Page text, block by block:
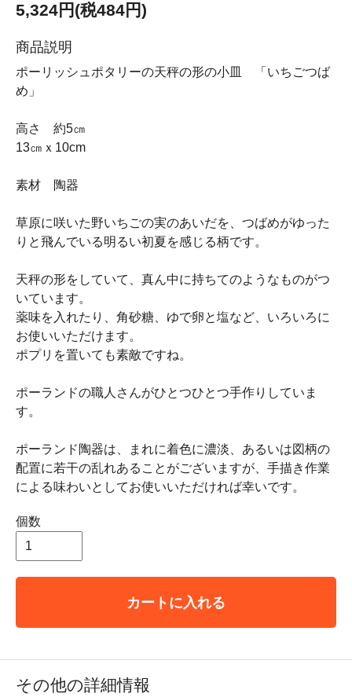
5,324円(税484円)
商品説明
ポーリッシュポタリーの天秤の形の小皿 「いちごつば
め」
高さ 約5㎝
13㎝ｘ10cm
素材 陶器
草原に咲いた野いちごの実のあいだを、つばめがゆった
りと飛んでいる明るい初夏を感じる柄です。
天秤の形をしていて、真ん中に持ちてのようなものがつ
いています。
薬味を入れたり、角砂糖、ゆで卵と塩など、いろいろに
お使いいただけます。
ポプリを置いても素敵ですね。
ポーランドの職人さんがひとつひとつ手作りしていま
す。
ポーランド陶器は、まれに着色に濃淡、あるいは図柄の
配置に若干の乱れあることがございますが、手描き作業
による味わいとしてお使いいただければ幸いです。
個数
カートに入れる
その他の詳細情報